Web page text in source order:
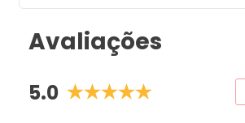
Avaliações
5.0